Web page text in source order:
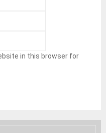
in this browser for